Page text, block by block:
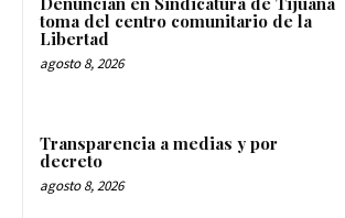
toma del centro comunitario de la
Libertad
agosto 8, 2026
Transparencia a medias y por
decreto
agosto 8, 2026